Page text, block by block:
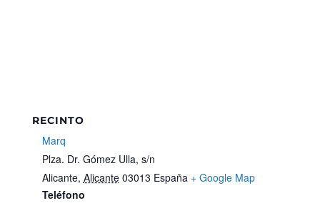
RECINTO
Marq
Plza. Dr. Gómez Ulla, s/n
Alicante, Alicante 03013 España + Google Map
Teléfono